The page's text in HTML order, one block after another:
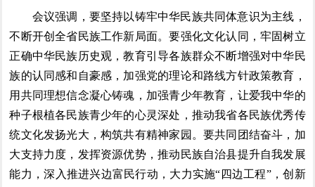
会议强调，要坚持以铸牢中华民族共同体意识为主线，
不断开创全省民族工作新局面。要强化文化认同，牢固树立
正确中华民族历史观，教育引导各族群众不断增强对中华民
族的认同感和自豪感，加强党的理论和路线方针政策教育，
用共同理想信念凝心铸魂，加强青少年教育，让爱我中华的
种子根植各民族青少年的心灵深处，推动我省各民族优秀传
统文化发扬光大，构筑共有精神家园。要共同团结奋斗，加
大支持力度，发挥资源优势，推动民族自治县提升自我发展
能力，深入推进兴边富民行动，大力实施“四边工程”，创新